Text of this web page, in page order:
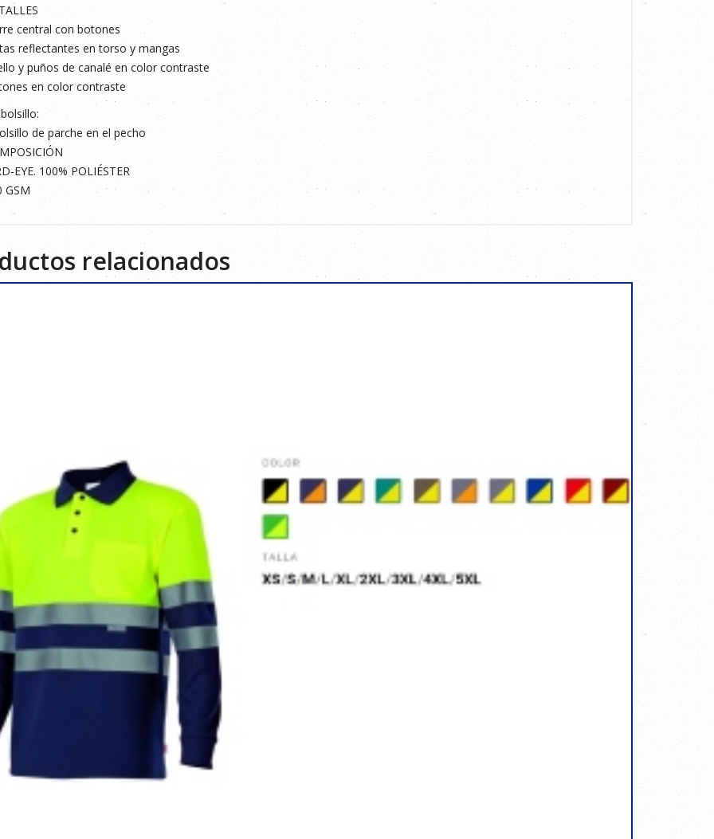
central con botones
reflectantes en torso y mangas
y puños de canalé en color contraste
en color contraste
de parche en el pecho
EYE. 100% POLIÉSTER
GSM
relacionados